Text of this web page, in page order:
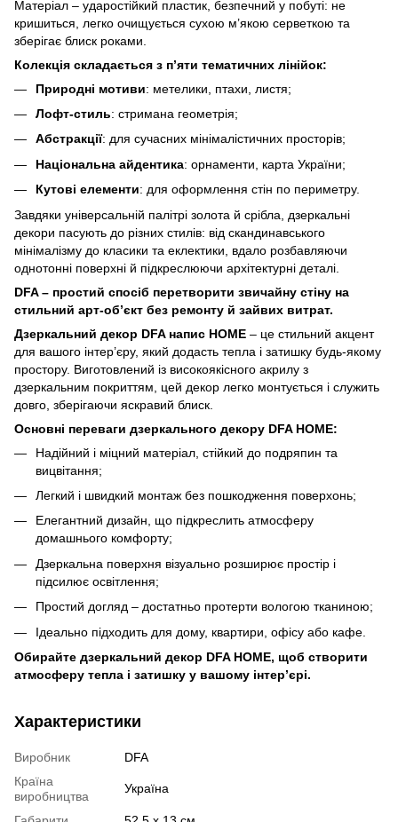
Матеріал – ударостійкий пластик, безпечний у побуті: не
кришиться, легко очищується сухою м’якою серветкою та
зберігає блиск роками.
Колекція складається з п’яти тематичних лінійок:
Природні мотиви: метелики, птахи, листя;
Лофт-стиль: стримана геометрія;
Абстракції: для сучасних мінімалістичних просторів;
Національна айдентика: орнаменти, карта України;
Кутові елементи: для оформлення стін по периметру.
Завдяки універсальній палітрі золота й срібла, дзеркальні
декори пасують до різних стилів: від скандинавського
мінімалізму до класики та еклектики, вдало розбавляючи
однотонні поверхні й підкреслюючи архітектурні деталі.
DFA – простий спосіб перетворити звичайну стіну на
стильний арт-об’єкт без ремонту й зайвих витрат.
Дзеркальний декор DFA напис HOME – це стильний акцент
для вашого інтер’єру, який додасть тепла і затишку будь-якому
простору. Виготовлений із високоякісного акрилу з
дзеркальним покриттям, цей декор легко монтується і служить
довго, зберігаючи яскравий блиск.
Основні переваги дзеркального декору DFA HOME:
Надійний і міцний матеріал, стійкий до подряпин та
вицвітання;
Легкий і швидкий монтаж без пошкодження поверхонь;
Елегантний дизайн, що підкреслить атмосферу
домашнього комфорту;
Дзеркальна поверхня візуально розширює простір і
підсилює освітлення;
Простий догляд – достатньо протерти вологою тканиною;
Ідеально підходить для дому, квартири, офісу або кафе.
Обирайте дзеркальний декор DFA HOME, щоб створити
атмосферу тепла і затишку у вашому інтер’єрі.
Характеристики
Виробник
DFA
Країна
виробництва
Україна